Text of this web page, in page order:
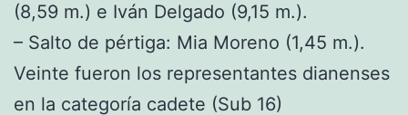
(8,59 m.) e Iván Delgado (9,15 m.).
– Salto de pértiga: Mia Moreno (1,45 m.).
Veinte fueron los representantes dianenses
en la categoría cadete (Sub 16)